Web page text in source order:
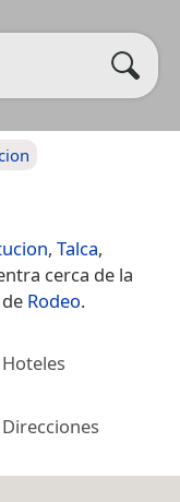
, Talca,
cerca de la
Rodeo.
Hoteles
Direcciones